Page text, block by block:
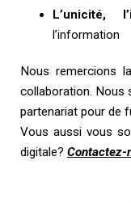
L’unicité,
l’information
Nous remercions
collaboration. Nous
partenariat pour de
Vous aussi vous
digitale? Contactez-